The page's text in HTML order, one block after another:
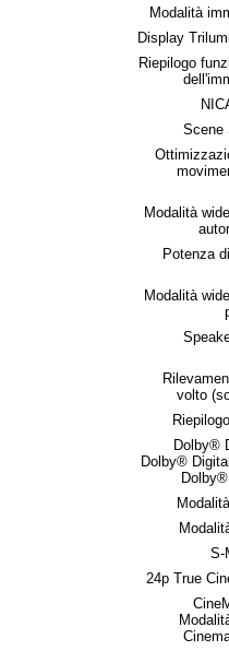
Modalità
Display
Riepilogo
Scene
Modalità
Potenza
Modalità
volto
Dolby®
Dolby®
S-
24p True